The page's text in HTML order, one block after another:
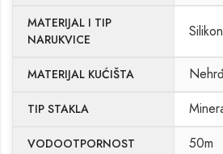
MATERIJAL I TIP
NARUKVICE
MATERIJAL KUĆIŠTA
TIP STAKLA
VODOOTPORNOST 50m